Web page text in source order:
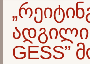
ადგილი
GESS”